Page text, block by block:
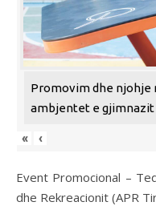
Promovim dhe njohje
ambjentet e gjimnazit
« ‹
Event Promocional –
dhe Rekreacionit (APR